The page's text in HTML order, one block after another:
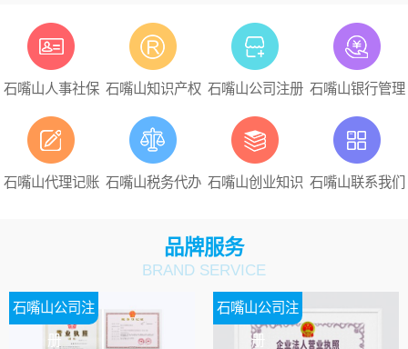
石嘴山人事社保 石嘴山知识产权 石嘴山公司注册 石嘴山银行管理
石嘴山代理记账 石嘴山税务代办 石嘴山创业知识 石嘴山联系我们
品牌服务
BRAND SERVICE
石嘴山公司注
册
石嘴山公司注
册